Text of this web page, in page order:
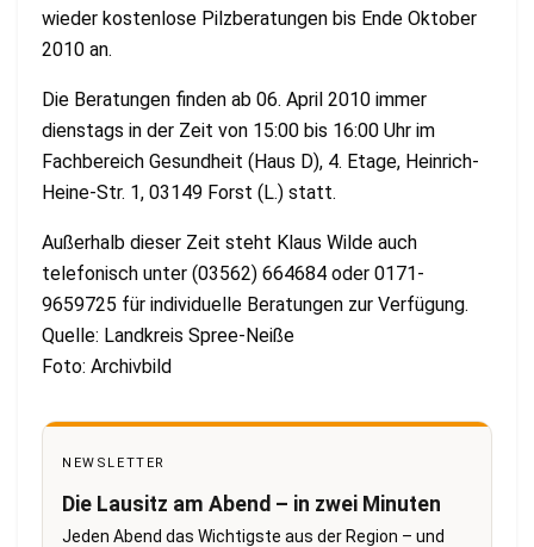
wieder kostenlose Pilzberatungen bis Ende Oktober
2010 an.
Die Beratungen finden ab 06. April 2010 immer
dienstags in der Zeit von 15:00 bis 16:00 Uhr im
Fachbereich Gesundheit (Haus D), 4. Etage, Heinrich-
Heine-Str. 1, 03149 Forst (L.) statt.
Außerhalb dieser Zeit steht Klaus Wilde auch
telefonisch unter (03562) 664684 oder 0171-
9659725 für individuelle Beratungen zur Verfügung.
Quelle: Landkreis Spree-Neiße
Foto: Archivbild
NEWSLETTER
Die Lausitz am Abend – in zwei Minuten
Jeden Abend das Wichtigste aus der Region – und